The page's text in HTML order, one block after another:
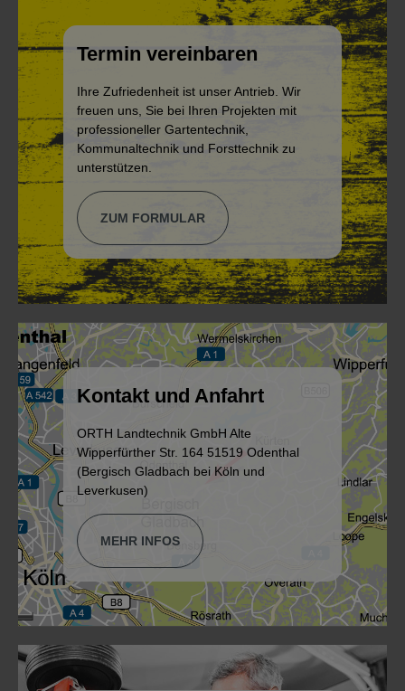
Termin vereinbaren
Ihre Zufriedenheit ist unser Antrieb. Wir
freuen uns, Sie bei Ihren Projekten mit
professioneller Gartentechnik,
Kommunaltechnik und Forsttechnik zu
unterstützen.
ZUM FORMULAR
Kontakt und Anfahrt
ORTH Landtechnik GmbH Alte
Wipperfürther Str. 164 51519 Odenthal
(Bergisch Gladbach bei Köln und
Leverkusen)
MEHR INFOS